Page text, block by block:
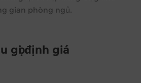
gian phòng ngủ.
gọi định giá